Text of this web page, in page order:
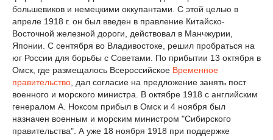
большевиков и немецкими оккупантами. С этой целью в
апреле 1918 г. он был введен в правление Китайско-
Восточной железной дороги, действовал в Манчжурии,
Японии. С сентября во Владивостоке, решил пробраться на
юг России для борьбы с Советами. По прибытии 13 октября в
Омск, где размещалось Всероссийское Временное
правительство , дал согласие на предложение занять пост
военного и морского министра. В октябре 1918 с английским
генералом А. Ноксом прибыл в Омск и 4 ноября был
назначен военным и морским министром "Сибирского
правительства". А уже 18 ноября 1918 при поддержке